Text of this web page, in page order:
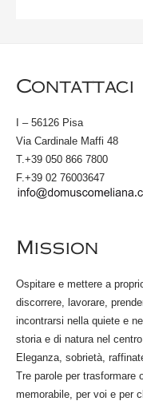
Contattaci
I – 56126 Pisa
Via Cardinale Maffi 48
T.+39 050 866 7800
F.+39 02 76003647
Mission
Ospitare e mettere a
discorrere, lavorare,
incontrarsi nella quiete e
storia e di natura nel
Eleganza, sobrietà,
Tre parole per trasformare
memorabile, per voi e per